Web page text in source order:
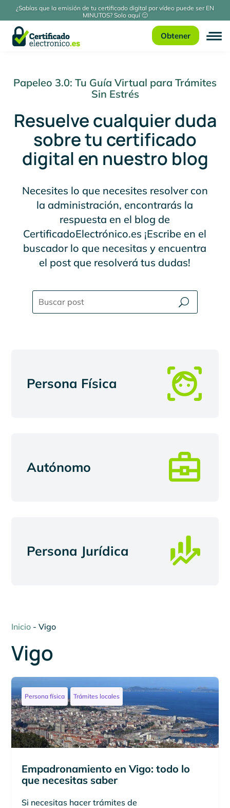
¿Sabías que la emisión de tu certificado digital por vídeo puede ser EN
MINUTOS? Solo aquí 🙂
Obtener
Papeleo 3.0: Tu Guía Virtual para Trámites
Sin Estrés
Resuelve cualquier duda
sobre tu certificado
digital en nuestro blog
Necesites lo que necesites resolver con
la administración, encontrarás la
respuesta en el blog de
CertificadoElectrónico.es ¡Escribe en el
buscador lo que necesitas y encuentra
el post que resolverá tus dudas!
Persona Física
Autónomo
Persona Jurídica
Inicio -Vigo
Vigo
Persona física Trámites locales
Empadronamiento en Vigo: todo lo
que necesitas saber
Si necesitas hacer trámites de